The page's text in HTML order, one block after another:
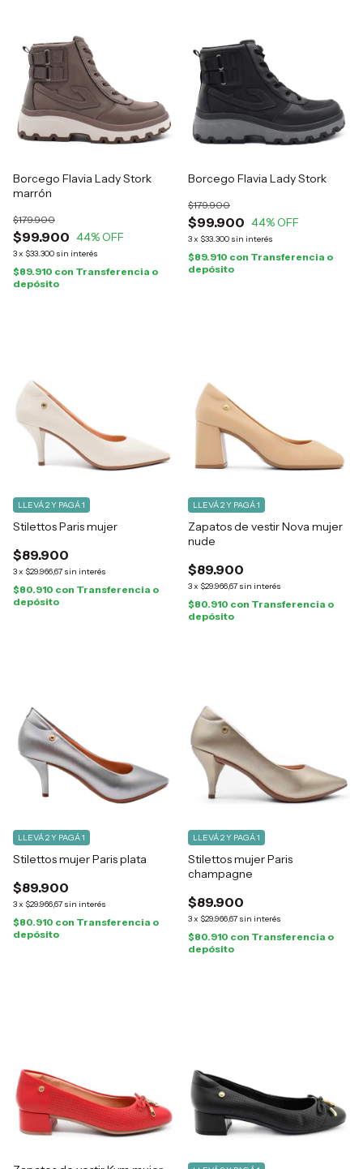
Borcego Flavia Lady Stork
marrón
$99.900
$179.900
44% OFF
3x $33.300 sin interés
$89.910 con Transferencia o
depósito
Borcego Flavia Lady Stork
$99.900
$179.900
44% OFF
3x $33.300 sin interés
$89.910 con Transferencia o
depósito
Stilettos Paris mujer
$89.900
3x $29.966,67 sin interés
LLEVÁ 2 Y PAGÁ 1
$80.910 con Transferencia o
depósito
Zapatos de vestir Nova mujer
nude
$89.900
3x $29.966,67 sin interés
LLEVÁ 2 Y PAGÁ 1
$80.910 con Transferencia o
depósito
Stilettos mujer Paris plata
$89.900
3x $29.966,67 sin interés
LLEVÁ 2 Y PAGÁ 1
$80.910 con Transferencia o
depósito
Stilettos mujer Paris
champagne
$89.900
3x $29.966,67 sin interés
LLEVÁ 2 Y PAGÁ 1
$80.910 con Transferencia o
depósito